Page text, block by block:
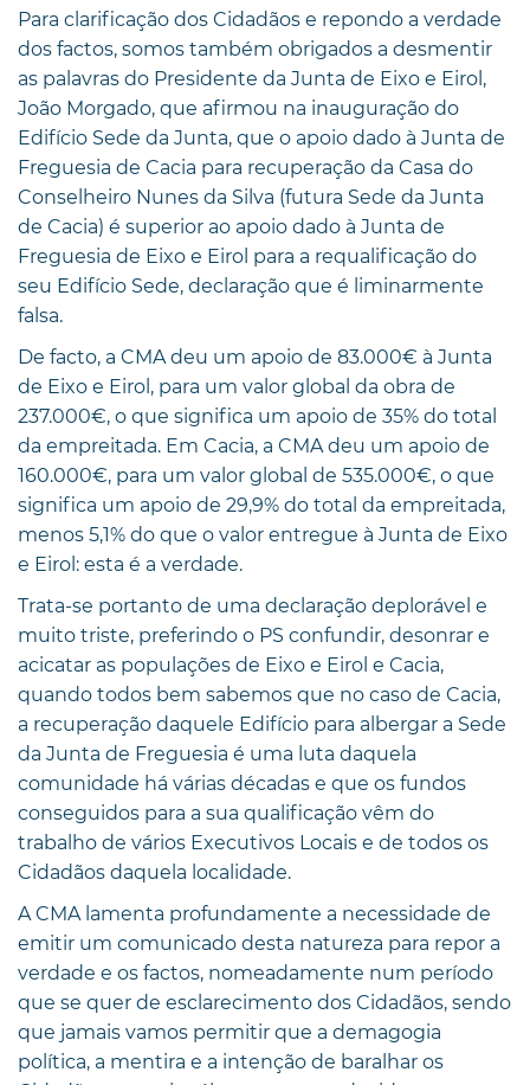
Para clarificação dos Cidadãos e repondo a verdade
dos factos, somos também obrigados a desmentir
as palavras do Presidente da Junta de Eixo e Eirol,
João Morgado, que afirmou na inauguração do
Edifício Sede da Junta, que o apoio dado à Junta de
Freguesia de Cacia para recuperação da Casa do
Conselheiro Nunes da Silva (futura Sede da Junta
de Cacia) é superior ao apoio dado à Junta de
Freguesia de Eixo e Eirol para a requalificação do
seu Edifício Sede, declaração que é liminarmente
falsa.
De facto, a CMA deu um apoio de 83.000€ à Junta
de Eixo e Eirol, para um valor global da obra de
237.000€, o que significa um apoio de 35% do total
da empreitada. Em Cacia, a CMA deu um apoio de
160.000€, para um valor global de 535.000€, o que
significa um apoio de 29,9% do total da empreitada,
menos 5,1% do que o valor entregue à Junta de Eixo
e Eirol: esta é a verdade.
Trata-se portanto de uma declaração deplorável e
muito triste, preferindo o PS confundir, desonrar e
acicatar as populações de Eixo e Eirol e Cacia,
quando todos bem sabemos que no caso de Cacia,
a recuperação daquele Edifício para albergar a Sede
da Junta de Freguesia é uma luta daquela
comunidade há várias décadas e que os fundos
conseguidos para a sua qualificação vêm do
trabalho de vários Executivos Locais e de todos os
Cidadãos daquela localidade.
A CMA lamenta profundamente a necessidade de
emitir um comunicado desta natureza para repor a
verdade e os factos, nomeadamente num período
que se quer de esclarecimento dos Cidadãos, sendo
que jamais vamos permitir que a demagogia
política, a mentira e a intenção de baralhar os